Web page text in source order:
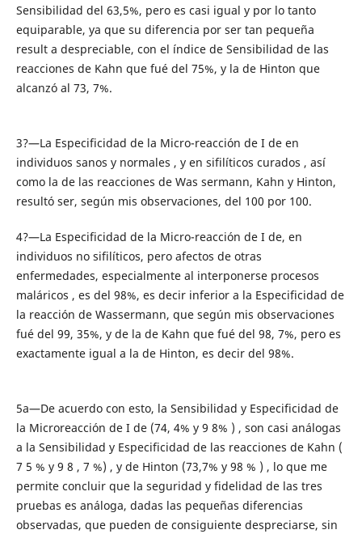
Sensibilidad del 63,5%, pero es casi igual y por lo tanto
equiparable, ya que su diferencia por ser tan pequeña
result a despreciable, con el índice de Sensibilidad de las
reacciones de Kahn que fué del 75%, y la de Hinton que
alcanzó al 73, 7%.
3?—La Especificidad de la Micro-reacción de I de en
individuos sanos y normales , y en sifilíticos curados , así
como la de las reacciones de Was sermann, Kahn y Hinton,
resultó ser, según mis observaciones, del 100 por 100.
4?—La Especificidad de la Micro-reacción de I de, en
individuos no sifilíticos, pero afectos de otras
enfermedades, especialmente al interponerse procesos
maláricos , es del 98%, es decir inferior a la Especificidad de
la reacción de Wassermann, que según mis observaciones
fué del 99, 35%, y de la de Kahn que fué del 98, 7%, pero es
exactamente igual a la de Hinton, es decir del 98%.
5a—De acuerdo con esto, la Sensibilidad y Especificidad de
la Microreacción de I de (74, 4% y 9 8% ) , son casi análogas
a la Sensibilidad y Especificidad de las reacciones de Kahn (
7 5 % y 9 8 , 7 %) , y de Hinton (73,7% y 98 % ) , lo que me
permite concluir que la seguridad y fidelidad de las tres
pruebas es análoga, dadas las pequeñas diferencias
observadas, que pueden de consiguiente despreciarse, sin